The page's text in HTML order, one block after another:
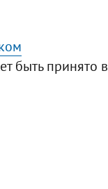
быть принято в